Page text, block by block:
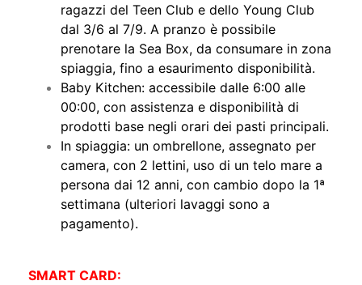
ragazzi del Teen Club e dello Young Club
dal 3/6 al 7/9. A pranzo è possibile
prenotare la Sea Box, da consumare in zona
spiaggia, fino a esaurimento disponibilità.
Baby Kitchen: accessibile dalle 6:00 alle
00:00, con assistenza e disponibilità di
prodotti base negli orari dei pasti principali.
In spiaggia: un ombrellone, assegnato per
camera, con 2 lettini, uso di un telo mare a
persona dai 12 anni, con cambio dopo la 1ª
settimana (ulteriori lavaggi sono a
pagamento).
SMART CARD: